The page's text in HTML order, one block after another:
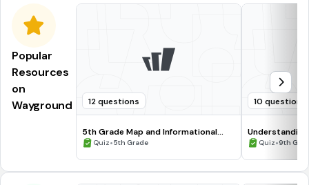
Popular
Resources
on
Wayground
12 questions
5th Grade Map and Informational
Processing Skills
Quiz•5th Grade
10 questions
Quiz•9th